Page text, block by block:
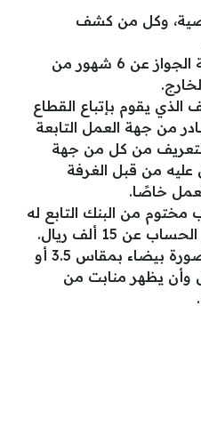
شخصية، وكل من كشف
يجب ألا تتخطى صلاحية الجواز عن 6 شهور من
يقوم بإتباع القطاع
من جهة العمل التابعة
التعريف من كل من جهة
عليه من قبل الغرفة
خاصًا.
من البنك التابع له
15 ألف ريال.
يجب أن تكون خلفية الصورة بيضاء بمقاس 3.5 أو
وأن يظهر منابت من